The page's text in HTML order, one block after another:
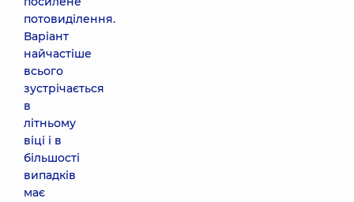
потовиділення.
Варіант
найчастіше
всього
зустрічається
в
літньому
віці і в
більшості
випадків
має